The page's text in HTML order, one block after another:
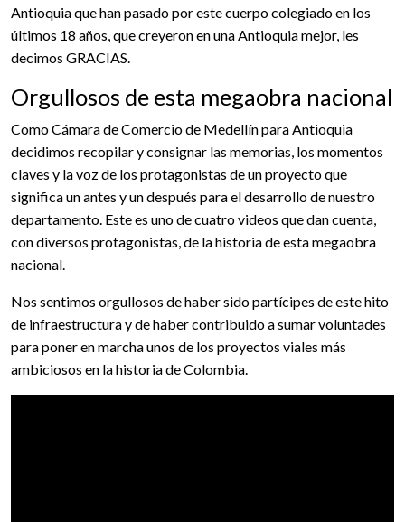
Antioquia que han pasado por este cuerpo colegiado en los
últimos 18 años, que creyeron en una Antioquia mejor, les
decimos GRACIAS.
Orgullosos de esta megaobra nacional
Como Cámara de Comercio de Medellín para Antioquia
decidimos recopilar y consignar las memorias, los momentos
claves y la voz de los protagonistas de un proyecto que
significa un antes y un después para el desarrollo de nuestro
departamento. Este es uno de cuatro videos que dan cuenta,
con diversos protagonistas, de la historia de esta megaobra
nacional.
Nos sentimos orgullosos de haber sido partícipes de este hito
de infraestructura y de haber contribuido a sumar voluntades
para poner en marcha unos de los proyectos viales más
ambiciosos en la historia de Colombia.